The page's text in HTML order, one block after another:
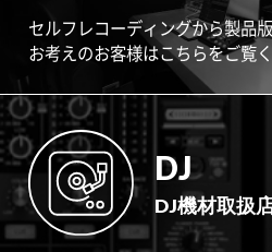
セルフレコーディングから製品
お考えのお客様はこちらをご覧
DJ
DJ機材取扱